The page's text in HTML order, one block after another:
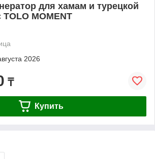
для хамам и турецкой
MOMENT
2026
₸
Купить